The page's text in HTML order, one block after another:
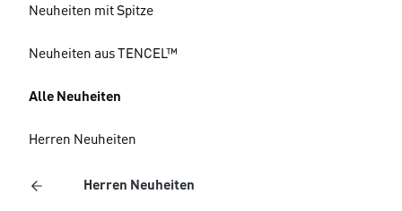
Neuheiten mit Spitze
Neuheiten aus TENCEL™
Alle Neuheiten
Herren Neuheiten
Herren Neuheiten